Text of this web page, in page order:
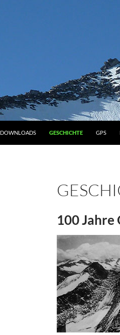
DOWNLOADS GESCHICHTE GPS
100